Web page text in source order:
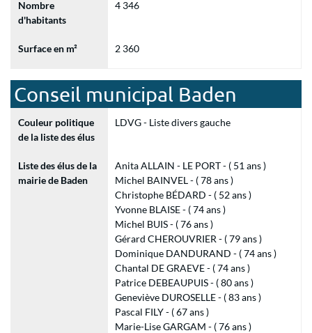
Nombre
d'habitants
4 346
Surface en m² 2 360
Conseil municipal Baden
Couleur politique
de la liste des élus
LDVG - Liste divers gauche
Liste des élus de la
mairie de Baden
Anita ALLAIN - LE PORT - ( 51 ans )
Michel BAINVEL - ( 78 ans )
Christophe BÉDARD - ( 52 ans )
Yvonne BLAISE - ( 74 ans )
Michel BUIS - ( 76 ans )
Gérard CHEROUVRIER - ( 79 ans )
Dominique DANDURAND - ( 74 ans )
Chantal DE GRAEVE - ( 74 ans )
Patrice DEBEAUPUIS - ( 80 ans )
Geneviève DUROSELLE - ( 83 ans )
Pascal FILY - ( 67 ans )
Marie-Lise GARGAM - ( 76 ans )